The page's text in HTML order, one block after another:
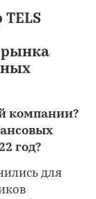
рынка
компании?
год?
для